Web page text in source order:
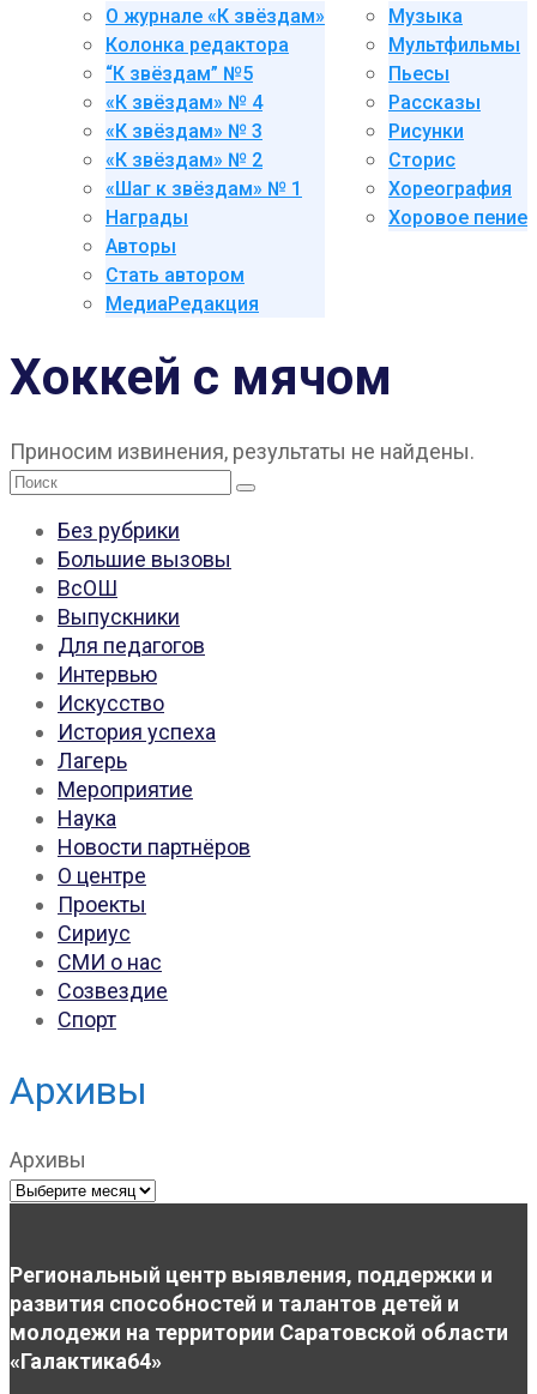
О журнале «К звёздам»
Колонка редактора
“К звёздам” №5
«К звёздам» № 4
«К звёздам» № 3
«К звёздам» № 2
«Шаг к звёздам» № 1
Награды
Авторы
Стать автором
МедиаРедакция
Музыка
Мультфильмы
Пьесы
Рассказы
Рисунки
Сторис
Хореография
Хоровое пение
Хоккей с мячом
Приносим извинения, результаты не найдены.
Поиск:
Без рубрики
Большие вызовы
ВсОШ
Выпускники
Для педагогов
Интервью
Искусство
История успеха
Лагерь
Мероприятие
Наука
Новости партнёров
О центре
Проекты
Сириус
СМИ о нас
Созвездие
Спорт
Архивы
Архивы
Региональный центр выявления, поддержки и
развития способностей и талантов детей и
молодежи на территории Саратовской области
«Галактика64»